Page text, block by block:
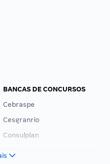
BANCAS DE CONCURSOS
Cebraspe
Cesgranrio
Consulplan